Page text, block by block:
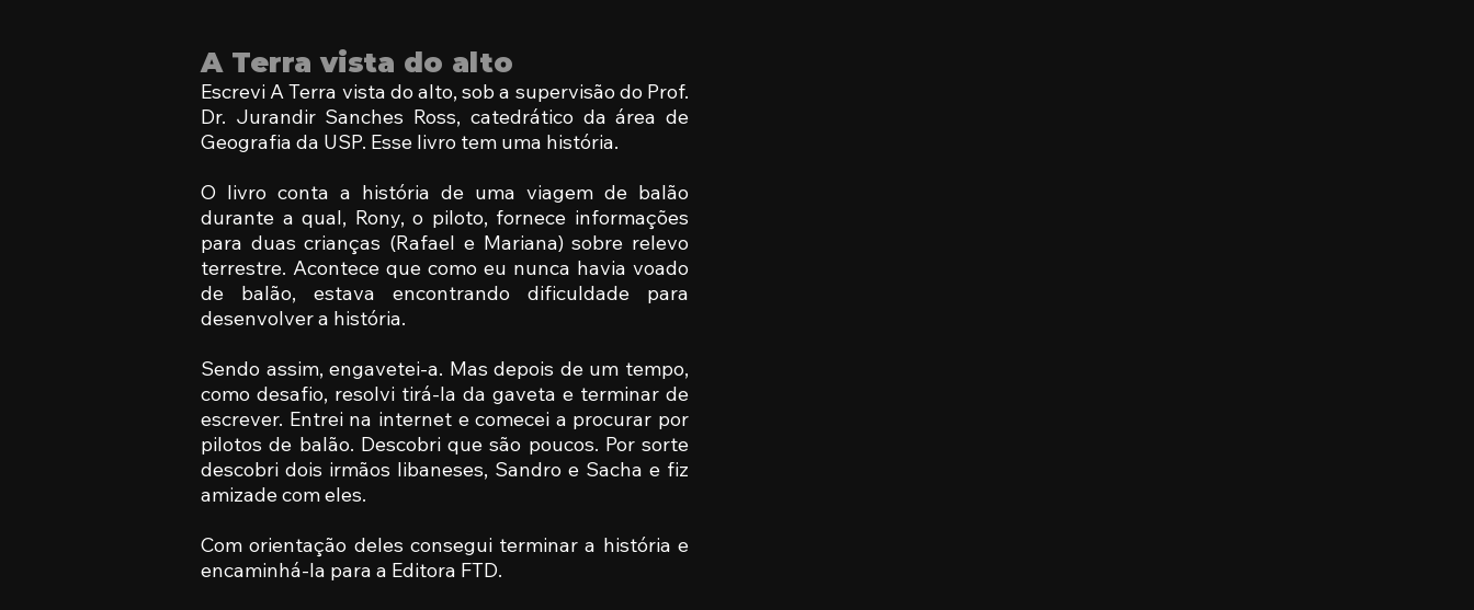
A Terra vista do alto
Escrevi A Terra vista do alto, sob a supervisão do Prof.
Dr. Jurandir Sanches Ross, catedrático da área de
Geografia da USP. Esse livro tem uma história.
O livro conta a história de uma viagem de balão
durante a qual, Rony, o piloto, fornece informações
para duas crianças (Rafael e Mariana) sobre relevo
terrestre. Acontece que como eu nunca havia voado
de balão, estava encontrando dificuldade para
desenvolver a história.
Sendo assim, engavetei-a. Mas depois de um tempo,
como desafio, resolvi tirá-la da gaveta e terminar de
escrever. Entrei na internet e comecei a procurar por
pilotos de balão. Descobri que são poucos. Por sorte
descobri dois irmãos libaneses, Sandro e Sacha e fiz
amizade com eles.
Com orientação deles consegui terminar a história e
encaminhá-la para a Editora FTD.